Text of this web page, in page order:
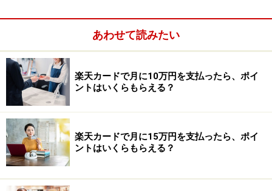
ヘルプデスクサービス
『JCB GOLD EXTAGE』
年会費： 3150円
海外旅行傷害保険： 5000万円(自動付帯なし)
国内旅行傷害保険： 5000万円(自動付帯なし)
ショッピングガード保険： 海外・国内ともに200
あわせて読みたい
楽天カードで月に10万円を支払ったら、ポイ
ントはいくらもらえる？
楽天カードで月に15万円を支払ったら、ポイ
ントはいくらもらえる？